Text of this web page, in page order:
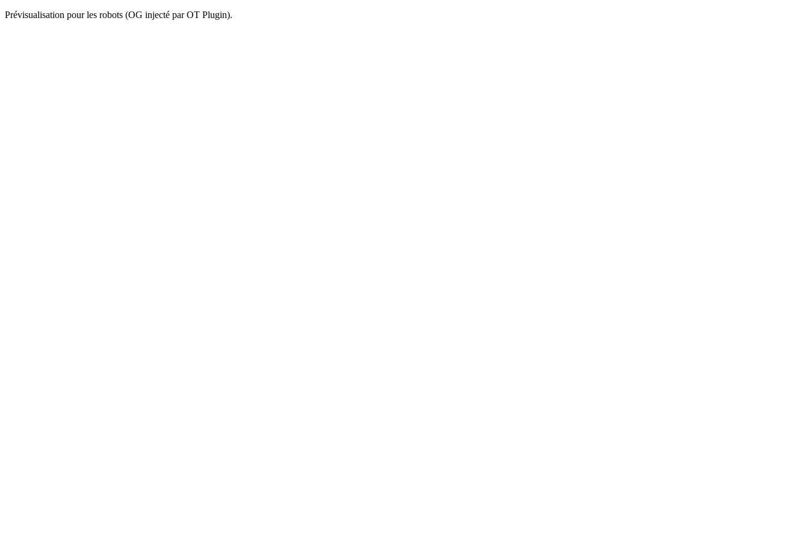
Prévisualisation pour les robots (OG injecté par OT Plugin).